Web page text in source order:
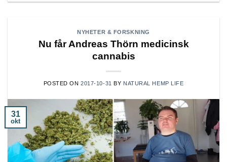
NYHETER & FORSKNING
Nu får Andreas Thörn medicinsk
cannabis
POSTED ON2017-10-31 BY NATURAL HEMP LIFE
31
okt